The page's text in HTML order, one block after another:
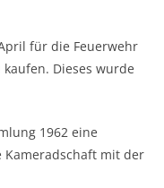
für die Feuerwehr
Dieses wurde
1962 eine
Kameradschaft mit der